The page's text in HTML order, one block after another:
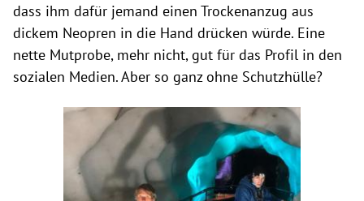
dass ihm dafür jemand einen Trockenanzug aus
dickem Neopren in die Hand drücken würde. Eine
nette Mutprobe, mehr nicht, gut für das Profil in den
sozialen Medien. Aber so ganz ohne Schutzhülle?